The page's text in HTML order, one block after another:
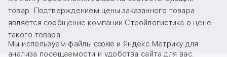
товар. Подтверждением цены заказанного товара
является сообщение компании Стройлогистика о цене
такого товара.
Мы используем файлы cookie и Яндекс.Метрику для
анализа посещаемости и удобства сайта для вас.